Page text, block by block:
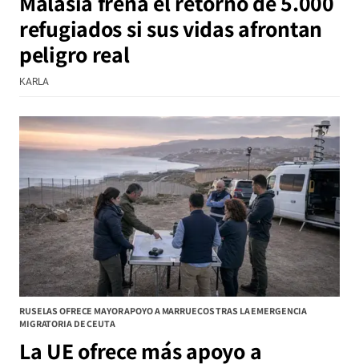
refugiados si sus vidas afrontan
peligro real
KARLA
RUSELAS OFRECE MAYOR APOYO A MARRUECOS TRAS LA EMERGENCIA
MIGRATORIA DE CEUTA
La UE ofrece más apoyo a